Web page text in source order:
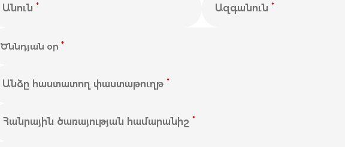
Անուն * Ազգանուն *
Ծննդյան օր*
Անձը հաստատող փաստաթուղթ *
Հանրային ծառայության համարանիշ *